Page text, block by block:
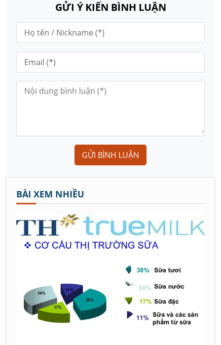
GỬI Ý KIẾN BÌNH LUẬN
GỬI BÌNH LUẬN
BÀI XEM NHIỀU